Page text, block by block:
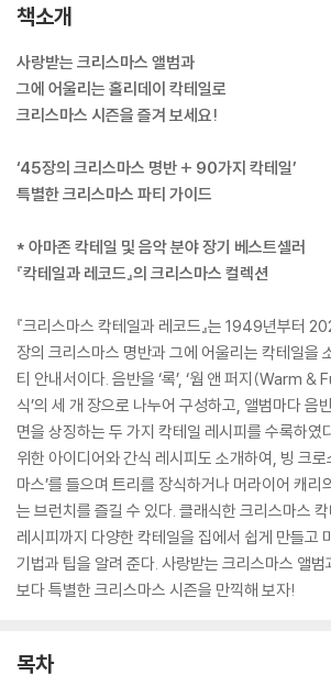
책소개
사랑받는 크리스마스 앨범과
그에 어울리는 홀리데이 칵테일로
크리스마스 시즌을 즐겨 보세요!
‘45장의 크리스마스 명반 + 90가지 칵테일’
특별한 크리스마스 파티 가이드
* 아마존 칵테일 및 음악 분야 장기 베스트셀러
『칵테일과 레코드』의 크리스마스 컬렉션
『크리스마스 칵테일과 레코드』는 1949년부터
장의 크리스마스 명반과 그에 어울리는 칵테일을
티 안내서이다. 음반을 ‘록’, ‘웜 앤 퍼지(Warm &
식’의 세 개 장으로 나누어 구성하고, 앨범마다 음
면을 상징하는 두 가지 칵테일 레시피를 수록하였
위한 아이디어와 간식 레시피도 소개하여, 빙 크로
마스’를 들으며 트리를 장식하거나 머라이어 캐리
는 브런치를 즐길 수 있다. 클래식한 크리스마스
레시피까지 다양한 칵테일을 집에서 쉽게 만들고
기법과 팁을 알려 준다. 사랑받는 크리스마스 앨
보다 특별한 크리스마스 시즌을 만끽해 보자!
목차